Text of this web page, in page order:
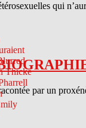
qui
par un